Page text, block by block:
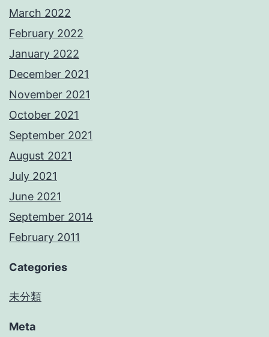
March 2022
February 2022
January 2022
December 2021
November 2021
October 2021
September 2021
August 2021
July 2021
June 2021
September 2014
February 2011
Categories
未分類
Meta